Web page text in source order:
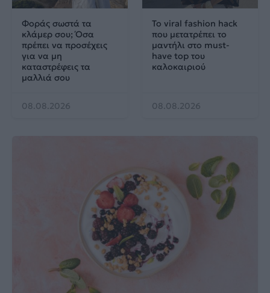
Φοράς σωστά τα
κλάμερ σου; Όσα
πρέπει να προσέχεις
για να μη
καταστρέφεις τα
μαλλιά σου
08.08.2026
Το viral fashion hack
που μετατρέπει το
μαντήλι στο must-
have top του
καλοκαιριού
08.08.2026